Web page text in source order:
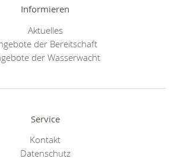
Informieren
Aktuelles
der Bereitschaft
der Wasserwacht
Service
Kontakt
Datenschutz